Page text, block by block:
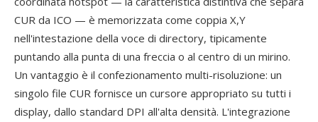
CUR da ICO — è memorizzata come coppia X,Y
nell'intestazione della voce di directory, tipicamente
puntando alla punta di una freccia o al centro di un mirino.
Un vantaggio è il confezionamento multi-risoluzione: un
singolo file CUR fornisce un cursore appropriato su tutti i
display, dallo standard DPI all'alta densità. L'integrazione